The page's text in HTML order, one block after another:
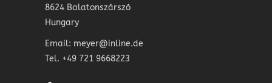
8624 Balatonszárszó
Hungary
Email: meyer@inline.de
Tel. +49 721 9668223